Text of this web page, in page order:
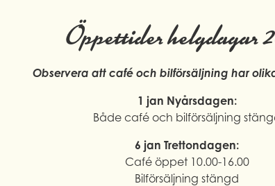
Öppettider helgdagar
Observera att café och bilförsäljning har
1 jan Nyårsdagen:
Både café och bilförsäljning
6 jan Trettondagen:
Café öppet 10.00-16.00
Bilförsäljning stängd